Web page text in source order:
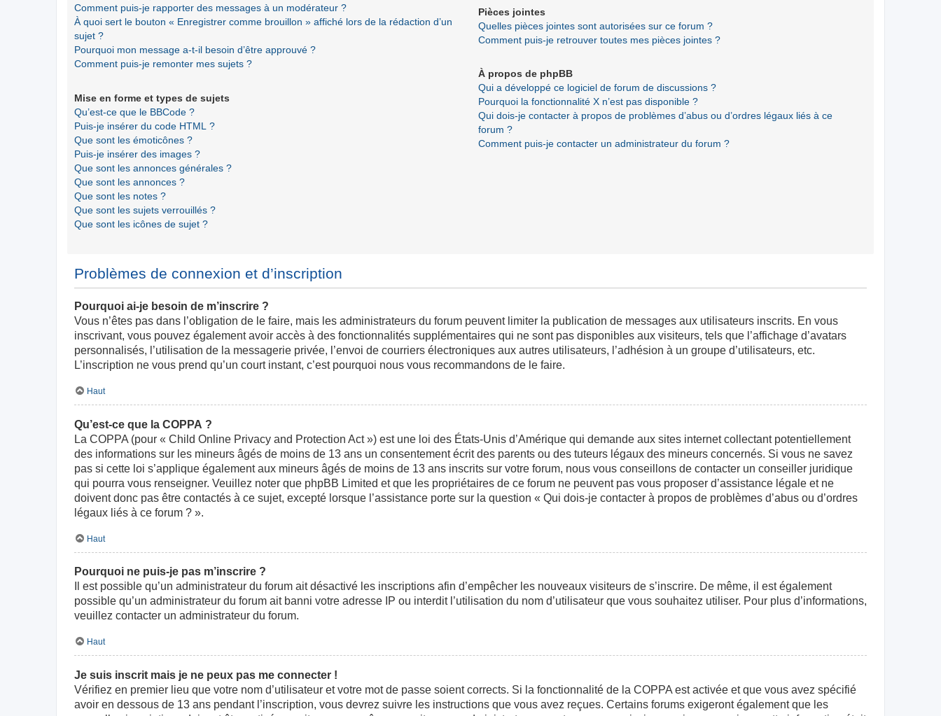
Comment puis-je rapporter des messages à un modérateur ?
À quoi sert le bouton « Enregistrer comme brouillon » affiché lors de la rédaction d’un
sujet ?
Pourquoi mon message a-t-il besoin d’être approuvé ?
Comment puis-je remonter mes sujets ?
Mise en forme et types de sujets
Qu’est-ce que le BBCode ?
Puis-je insérer du code HTML ?
Que sont les émoticônes ?
Puis-je insérer des images ?
Que sont les annonces générales ?
Que sont les annonces ?
Que sont les notes ?
Que sont les sujets verrouillés ?
Que sont les icônes de sujet ?
Pièces jointes
Quelles pièces jointes sont autorisées sur ce forum ?
Comment puis-je retrouver toutes mes pièces jointes ?
À propos de phpBB
Qui a développé ce logiciel de forum de discussions ?
Pourquoi la fonctionnalité X n’est pas disponible ?
Qui dois-je contacter à propos de problèmes d’abus ou d’ordres légaux liés à ce
forum ?
Comment puis-je contacter un administrateur du forum ?
Problèmes de connexion et d’inscription
Pourquoi ai-je besoin de m’inscrire ?
Vous n’êtes pas dans l’obligation de le faire, mais les administrateurs du forum peuvent limiter la publication de messages aux utilisateurs inscrits. En vous
inscrivant, vous pouvez également avoir accès à des fonctionnalités supplémentaires qui ne sont pas disponibles aux visiteurs, tels que l’affichage d’avatars
personnalisés, l’utilisation de la messagerie privée, l’envoi de courriers électroniques aux autres utilisateurs, l’adhésion à un groupe d’utilisateurs, etc.
L’inscription ne vous prend qu’un court instant, c’est pourquoi nous vous recommandons de le faire.
Haut
Qu’est-ce que la COPPA ?
La COPPA (pour « Child Online Privacy and Protection Act ») est une loi des États-Unis d’Amérique qui demande aux sites internet collectant potentiellement
des informations sur les mineurs âgés de moins de 13 ans un consentement écrit des parents ou des tuteurs légaux des mineurs concernés. Si vous ne savez
pas si cette loi s’applique également aux mineurs âgés de moins de 13 ans inscrits sur votre forum, nous vous conseillons de contacter un conseiller juridique
qui pourra vous renseigner. Veuillez noter que phpBB Limited et que les propriétaires de ce forum ne peuvent pas vous proposer d’assistance légale et ne
doivent donc pas être contactés à ce sujet, excepté lorsque l’assistance porte sur la question « Qui dois-je contacter à propos de problèmes d’abus ou d’ordres
légaux liés à ce forum ? ».
Haut
Pourquoi ne puis-je pas m’inscrire ?
Il est possible qu’un administrateur du forum ait désactivé les inscriptions afin d’empêcher les nouveaux visiteurs de s’inscrire. De même, il est également
possible qu’un administrateur du forum ait banni votre adresse IP ou interdit l’utilisation du nom d’utilisateur que vous souhaitez utiliser. Pour plus d’informations,
veuillez contacter un administrateur du forum.
Haut
Je suis inscrit mais je ne peux pas me connecter !
Vérifiez en premier lieu que votre nom d’utilisateur et votre mot de passe soient corrects. Si la fonctionnalité de la COPPA est activée et que vous avez spécifié
avoir en dessous de 13 ans pendant l’inscription, vous devrez suivre les instructions que vous avez reçues. Certains forums exigeront également que les